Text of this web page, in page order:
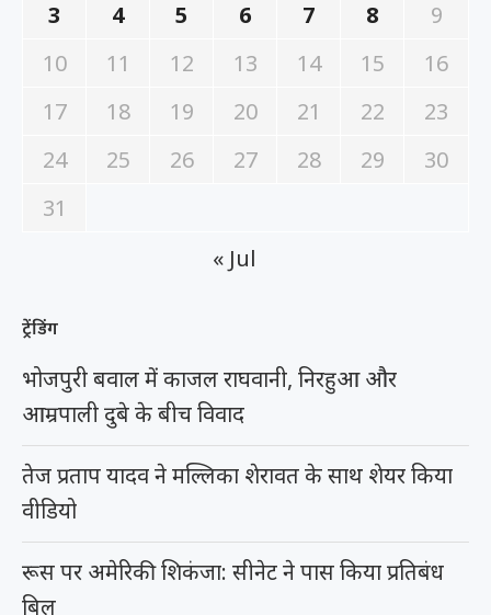
3
4 5 6 7 8
9
10
11 12 13 14 15
16
17
18 19 20 21 22
23
24
25 26 27 28 29
30
31
« Jul
ट्रेंडिंग
भोजपुरी बवाल में काजल राघवानी, निरहुआ और
आम्रपाली दुबे के बीच विवाद
तेज प्रताप यादव ने मल्लिका शेरावत के साथ शेयर किया
वीडियो
रूस पर अमेरिकी शिकंजा: सीनेट ने पास किया प्रतिबंध
बिल